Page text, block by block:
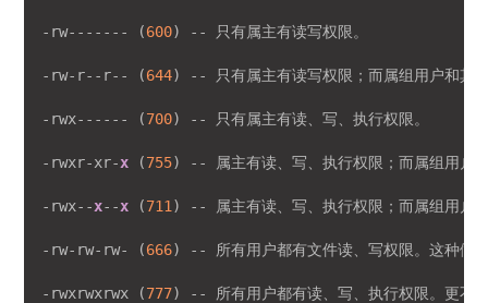
-rw------- (600) -- 只有属主有读写权限。
-rw-r--r-- (644) -- 只有属主有读写权限；而属组用户和其
-rwx------ (700) -- 只有属主有读、写、执行权限。
-rwxr-xr-x (755) -- 属主有读、写、执行权限；而属组用户
-rwx--x--x (711 ) -- 属主有读、写、执行权限；而属组用户
-rw-rw-rw- (666) -- 所有用户都有文件读、写权限。这种做
-rwxrwxrwx (777) -- 所有用户都有读、写、执行权限。更不